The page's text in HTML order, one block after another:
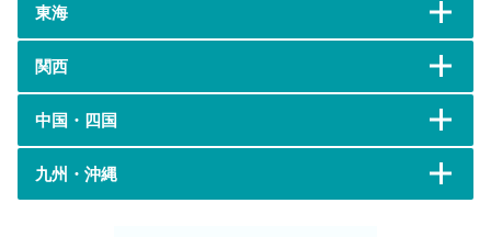
東海
関西
中国・四国
九州・沖縄